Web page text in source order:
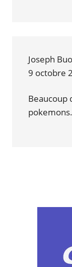
Joseph
9 octobre
Beaucoup
pokemons.